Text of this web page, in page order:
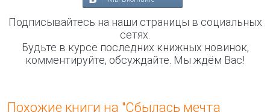
Подписывайтесь на наши страницы в социальных
сетях.
Будьте в курсе последних книжных новинок,
комментируйте, обсуждайте. Мы ждём Вас!
Похожие книги на "Сбылась мечта